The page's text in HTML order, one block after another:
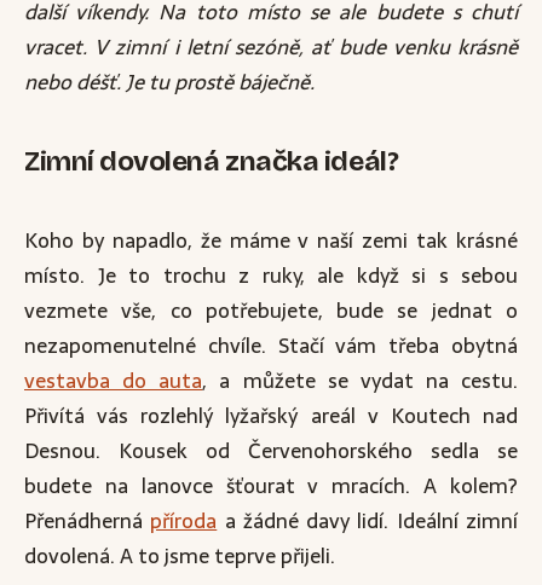
další víkendy. Na toto místo se ale budete s chutí
vracet. V zimní i letní sezóně, ať bude venku krásně
nebo déšť. Je tu prostě báječně.
Zimní dovolená značka ideál?
Koho by napadlo, že máme v naší zemi tak krásné
místo. Je to trochu z ruky, ale když si s sebou
vezmete vše, co potřebujete, bude se jednat o
nezapomenutelné chvíle. Stačí vám třeba obytná
vestavba do auta, a můžete se vydat na cestu.
Přivítá vás rozlehlý lyžařský areál v Koutech nad
Desnou. Kousek od Červenohorského sedla se
budete na lanovce šťourat v mracích. A kolem?
Přenádherná přírodaa žádné davy lidí. Ideální zimní
dovolená. A to jsme teprve přijeli.